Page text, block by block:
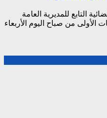
التابع للمديرية العامة
الأولى من صباح اليوم الأربعاء